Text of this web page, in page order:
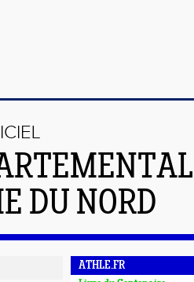
DU NORD
ATHLE.FR